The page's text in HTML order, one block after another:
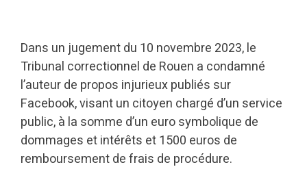
Dans un jugement du 10 novembre 2023, le
Tribunal correctionnel de Rouen a condamné
l’auteur de propos injurieux publiés sur
Facebook, visant un citoyen chargé d’un service
public, à la somme d’un euro symbolique de
dommages et intérêts et 1500 euros de
remboursement de frais de procédure.